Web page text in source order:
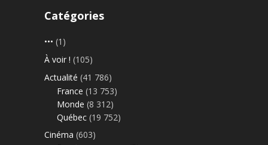
Catégories
••• (1)
À voir ! (105)
Actualité (41 786)
France (13 753)
Monde (8 312)
Québec (19 752)
Cinéma (603)